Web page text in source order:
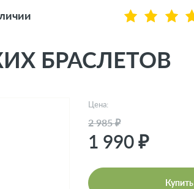
БРАСЛЕТОВ
Цена:
2 985 ₽
1 990 ₽
Купить